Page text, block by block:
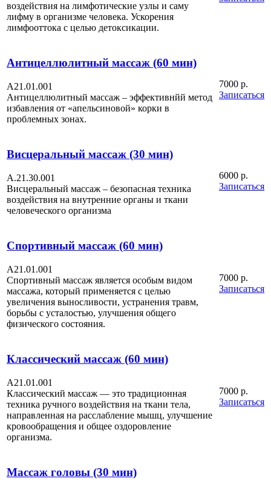
воздействия на лимфотические узлы и саму
лифму в организме человека. Ускорения
лимфооттока с целью детоксикации.
Антицеллюлитный массаж (60 мин)
A21.01.001
Антицеллюлитный массаж – эффективнйй метод
избавления от «апельсиновой» корки в
проблемных зонах.
7000 р.
Записаться
Висцеральный массаж (30 мин)
А.21.30.001
Висцеральный массаж – безопасная техника
воздействия на внутренние органы и ткани
человеческого организма
6000 р.
Записаться
Спортивный массаж (60 мин)
A21.01.001
Спортивный массаж является особым видом
массажа, который применяется с целью
увеличения выносливости, устранения травм,
борьбы с усталостью, улучшения общего
физического состояния.
7000 р.
Записаться
Классический массаж (60 мин)
A21.01.001
Классический массаж — это традиционная
техника ручного воздействия на ткани тела,
направленная на расслабление мышц, улучшение
кровообращения и общее оздоровление
организма.
7000 р.
Записаться
Массаж головы (30 мин)